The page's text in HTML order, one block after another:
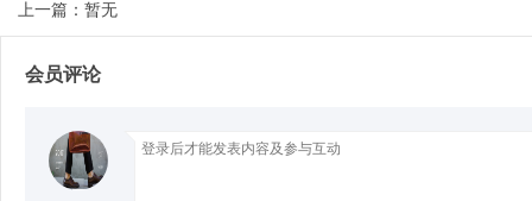
上一篇：暂无
会员评论